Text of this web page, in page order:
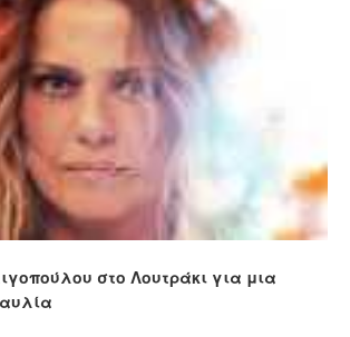
στο Λουτράκι για μια